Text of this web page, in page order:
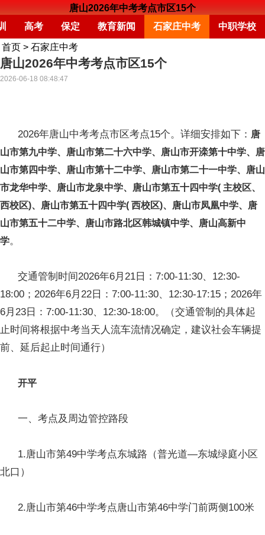
唐山2026年中考考点市区15个
高考 保定 教育新闻 石家庄中考 中职学校
首页 > 石家庄中考
唐山2026年中考考点市区15个
2026-06-18 08:48:47
2026年唐山中考考点市区考点15个。详细安排如下： 唐
山市第九中学、唐山市第二十六中学、唐山市开滦第十中学、唐
山市第四中学、唐山市第十二中学、唐山市第二十一中学、唐山
市龙华中学、唐山市龙泉中学、唐山市第五十四中学( 主校区、
西校区)、唐山市第五十四中学( 西校区)、唐山市凤凰中学、唐
山市第五十二中学、唐山市路北区韩城镇中学、唐山高新中
学。
交通管制时间2026年6月21日：7:00-11:30、12:30-
18:00；2026年6月22日：7:00-11:30、12:30-17:15；2026年
6月23日：7:00-11:30、12:30-18:00。（交通管制的具体起
止时间将根据中考当天人流车流情况确定，建议社会车辆提
前、延后起止时间通行）
开平
一、考点及周边管控路段
1.唐山市第49中学考点东城路（普光道—东城绿庭小区
北口）
2.唐山市第46中学考点唐山市第46中学门前两侧100米